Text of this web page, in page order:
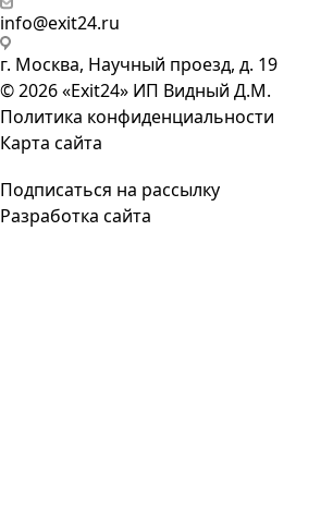
info@exit24.ru
г. Москва, Научный проезд, д. 19
© 2026 «Exit24» ИП Видный Д.М.
Политика конфиденциальности
Карта сайта
Подписаться на рассылку
Разработка сайта